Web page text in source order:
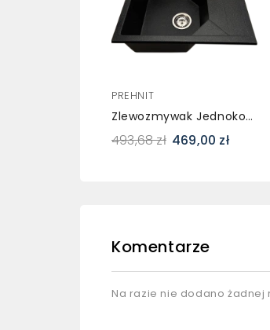
PREHNIT
Zlewozmywak Jednokomorowy Z Ociekaczem POLLO Grafit Z Prawym Ociekaczem + Bateria
493,68 zł 469,00 zł
Komentarze
Na razie nie dodano żadnej